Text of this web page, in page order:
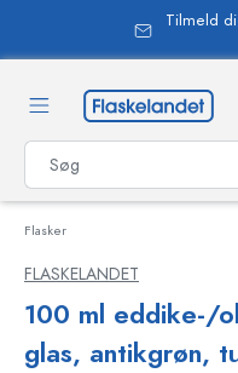
Tilmeld
Flasker
FLASKELANDET
100 ml eddike-/
glas, antikgrøn,